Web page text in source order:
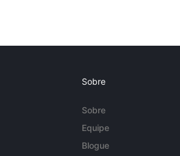
Sobre
Sobre
Equipe
Blogue